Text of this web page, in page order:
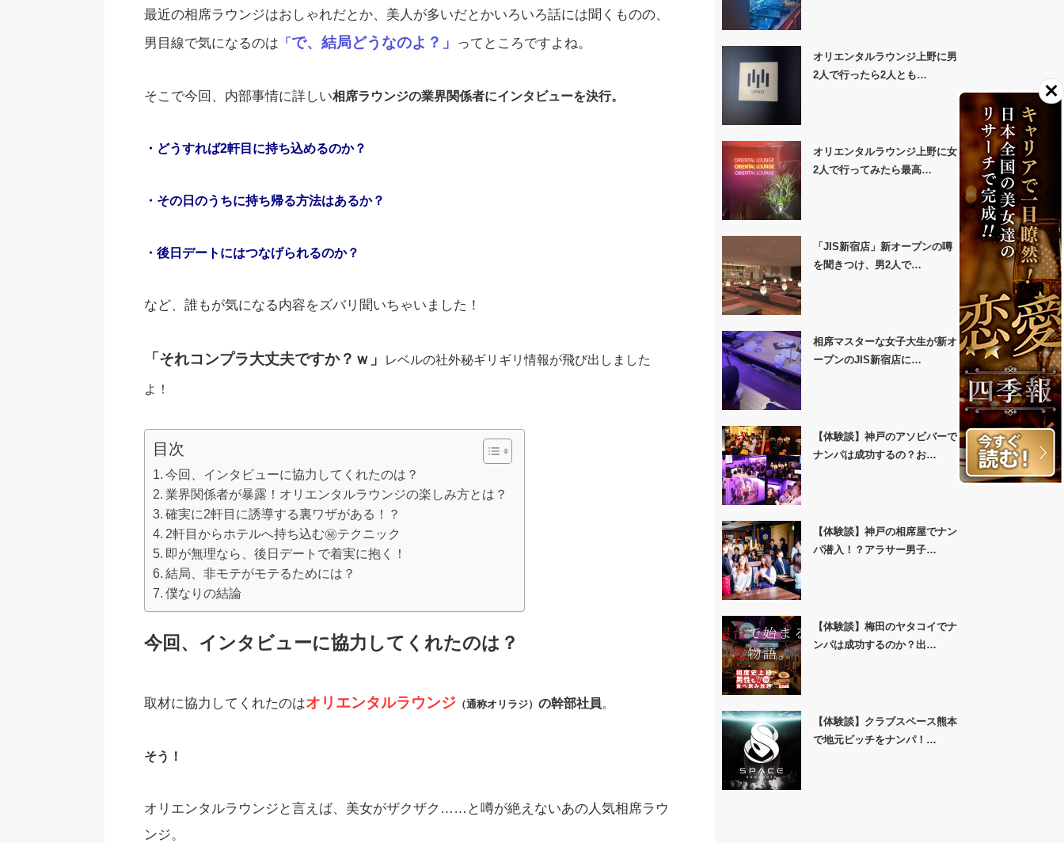
最近の相席ラウンジはおしゃれだとか、美人が多いだとかいろいろ話には聞くものの、
男目線で気になるのは 「 で、結局どうなのよ？」 ってところですよね。
そこで今回、内部事情に詳しい相席ラウンジの業界関係者にインタビューを決行。
・どうすれば2軒目に持ち込めるのか？
・その日のうちに持ち帰る方法はあるか？
・後日デートにはつなげられるのか？
など、誰もが気になる内容をズバリ聞いちゃいました！
「それコンプラ大丈夫ですか？ｗ」 レベルの社外秘ギリギリ情報が飛び出しました
よ！
目次
今回、インタビューに協力してくれたのは？
業界関係者が暴露！オリエンタルラウンジの楽しみ方とは？
確実に2軒目に誘導する裏ワザがある！？
2軒目からホテルへ持ち込む㊙テクニック
即が無理なら、後日デートで着実に抱く！
結局、非モテがモテるためには？
僕なりの結論
今回、インタビューに協力してくれたのは？
取材に協力してくれたのはオリエンタルラウンジ （通称オリラジ） の幹部社員。
そう！
オリエンタルラウンジと言えば、美女がザクザク……と噂が絶えないあの人気相席ラウ
ンジ。
オリエンタルラウンジ上野に男
2人で行ったら2人とも…
オリエンタルラウンジ上野に女
2人で行ってみたら最高…
「JIS新宿店」新オープンの噂
を聞きつけ、男2人で…
相席マスターな女子大生が新オ
ープンのJIS新宿店に…
【体験談】神戸のアソビバーで
ナンパは成功するの？お…
【体験談】神戸の相席屋でナン
パ潜入！？アラサー男子…
【体験談】梅田のヤタコイでナ
ンパは成功するのか？出…
【体験談】クラブスペース熊本
で地元ビッチをナンパ！…